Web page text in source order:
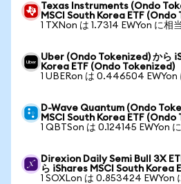
Texas Instruments (Ondo
MSCI South Korea ETF
1 TXNon は 1.7314 EWYon に相当
Uber (Ondo Tokenized) から
Korea ETF (Ondo Tokenized)
1 UBERon は 0.446504 EWYon
D-Wave Quantum (Ondo
MSCI South Korea ETF
1 QBTSon は 0.124145 EWYon
Direxion Daily Semi Bull 3X
ら iShares MSCI South Korea
1 SOXLon は 0.853424 EWYon